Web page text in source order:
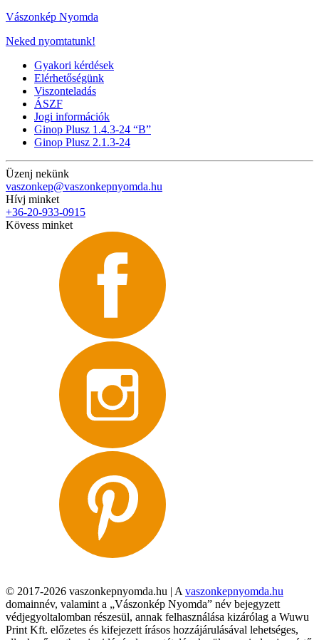
Vászonkép Nyomda
Neked nyomtatunk!
Gyakori kérdések
Elérhetőségünk
Viszonteladás
ÁSZF
Jogi információk
Ginop Plusz 1.4.3-24 “B”
Ginop Plusz 2.1.3-24
Üzenj nekünk
vaszonkep@vaszonkepnyomda.hu
Hívj minket
+36-20-933-0915
Kövess minket
© 2017-2026 vaszonkepnyomda.hu | A vaszonkepnyomda.hu
domainnév, valamint a „Vászonkép Nyomda” név bejegyzett
védjegyoltalomban részesül, annak felhasználása kizárólag a Wuwu
Print Kft. előzetes és kifejezett írásos hozzájárulásával lehetséges,